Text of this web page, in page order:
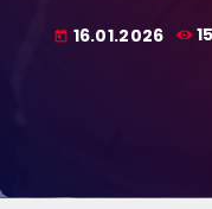
today 16.01.2026